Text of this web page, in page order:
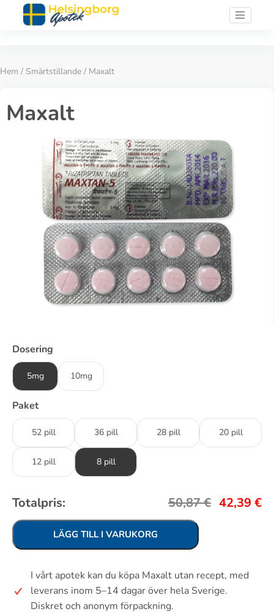
Hem / Smärtstillande / Maxalt
Maxalt
Dosering
5mg 10mg
Paket
52 pill 36 pill 28 pill 20 pill
12 pill 8 pill
Totalpris: 50,87€ 42,39 €
LÄGG TILL I VARUKORG
I vårt apotek kan du köpa Maxalt utan recept, med
leverans inom 5–14 dagar över hela Sverige.
Diskret och anonym förpackning.